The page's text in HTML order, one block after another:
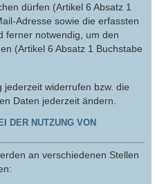
dürfen (Artikel 6 Absatz 1
Adresse sowie die erfassten
ferner notwendig, um den
(Artikel 6 Absatz 1 Buchstabe
jederzeit widerrufen bzw. die
Daten jederzeit ändern.
DER NUTZUNG VON
an verschiedenen Stellen